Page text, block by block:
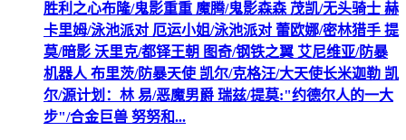
胜利之心布隆/鬼影重重 魔腾/鬼影森森 茂凯/无头骑士 赫
卡里姆/泳池派对 厄运小姐/泳池派对 蕾欧娜/密林猎手 提
莫/暗影 沃里克/都铎王朝 图奇/钢铁之翼 艾尼维亚/防暴
机器人 布里茨/防暴天使 凯尔/克格汪/大天使长米迦勒 凯
尔/源计划：林 易/恶魔男爵 瑞兹/提莫:"约德尔人的一大
步"/合金巨兽 努努和...